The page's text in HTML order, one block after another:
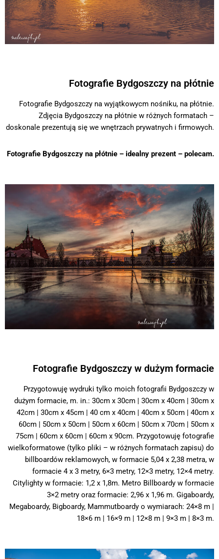
Fotografie Bydgoszczy na płótnie
Fotografie Bydgoszczy na wyjątkowycm nośniku, na płótnie.
Zdjęcia Bydgoszczy na płótnie w różnych formatach –
doskonale prezentują się we wnętrzach prywatnych i firmowych.
Fotografie Bydgoszczy na płótnie – idealny prezent – polecam.
Fotografie Bydgoszczy w dużym formacie
Przygotowuję wydruki tylko moich fotografii Bydgoszczy w
dużym formacie, m. in.: 30cm x 30cm | 30cm x 40cm | 30cm x
42cm | 30cm x 45cm | 40 cm x 40cm | 40cm x 50cm | 40cm x
60cm | 50cm x 50cm | 50cm x 60cm | 50cm x 70cm | 50cm x
75cm | 60cm x 60cm | 60cm x 90cm. Przygotowuję fotografie
wielkoformatowe (tylko pliki – w różnych formatach zapisu) do
billboardów reklamowych, w formacie 5,04 x 2,38 metra, w
formacie 4 x 3 metry, 6×3 metry, 12×3 metry, 12×4 metry.
Citylighty w formacie: 1,2 x 1,8m. Metro Billboardy w formacie
3×2 metry oraz formacie: 2,96 x 1,96 m. Gigaboardy,
Megaboardy, Bigboardy, Mammutboardy o wymiarach: 24×8 m |
18×6 m | 16×9 m | 12×8 m | 9×3 m | 8×3 m.